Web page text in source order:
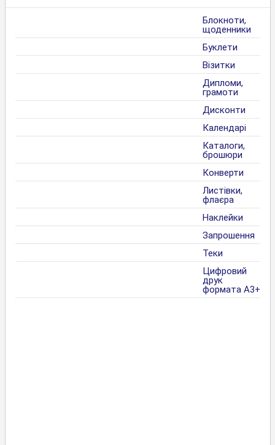
Блокноти,
щоденники
Буклети
Візитки
Дипломи,
грамоти
Дисконти
Календарі
Каталоги,
брошюри
Конверти
Листівки,
флаєра
Наклейки
Запрошення
Теки
Цифровий
друк
формата А3+